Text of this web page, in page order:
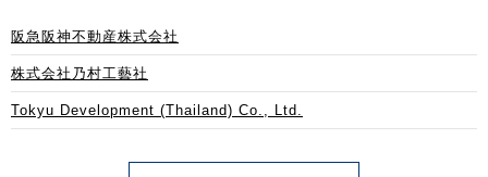
阪急阪神不動産株式会社
株式会社乃村工藝社
Tokyu Development (Thailand) Co., Ltd.